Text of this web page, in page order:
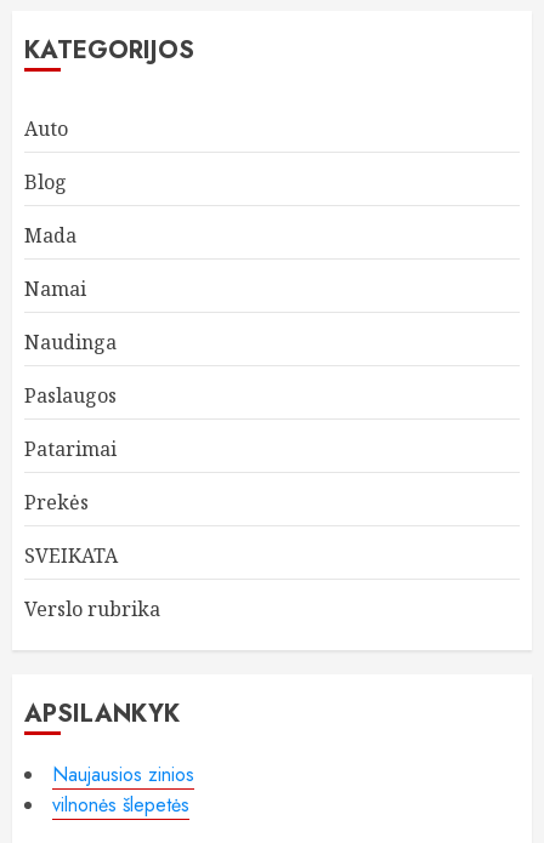
KATEGORIJOS
Auto
Blog
Mada
Namai
Naudinga
Paslaugos
Patarimai
Prekės
SVEIKATA
Verslo rubrika
APSILANKYK
Naujausios zinios
vilnonės šlepetės